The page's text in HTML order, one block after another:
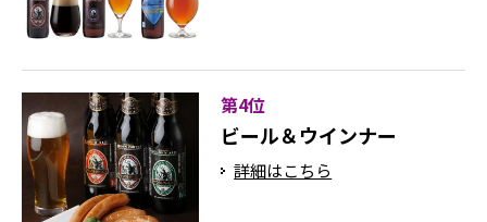
第4位
ビール＆ウインナー
詳細はこちら